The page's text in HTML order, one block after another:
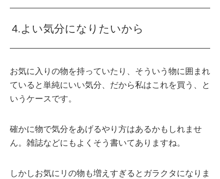
4.よい気分になりたいから
お気に入りの物を持っていたり、そういう物に囲まれ
ていると単純にいい気分、だから私はこれを買う、と
いうケースです。
確かに物で気分をあげるやり方はあるかもしれませ
ん。雑誌などにもよくそう書いてありますね。
しかしお気にリの物も増えすぎるとガラクタになりま